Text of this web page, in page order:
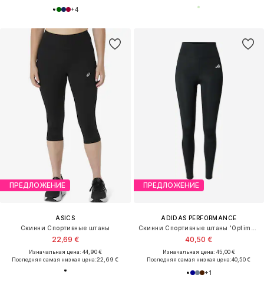
+4
ПРЕДЛОЖЕНИЕ
ASICS
Скинни Спортивные штаны
22,69 €
Изначальная цена: 44,90 €
Последняя самая низкая цена:22,69 €
ПРЕДЛОЖЕНИЕ
ADIDAS PERFORMANCE
40,50 €
Изначальная цена: 45,00 €
Последняя самая низкая цена:40,50 €
+1